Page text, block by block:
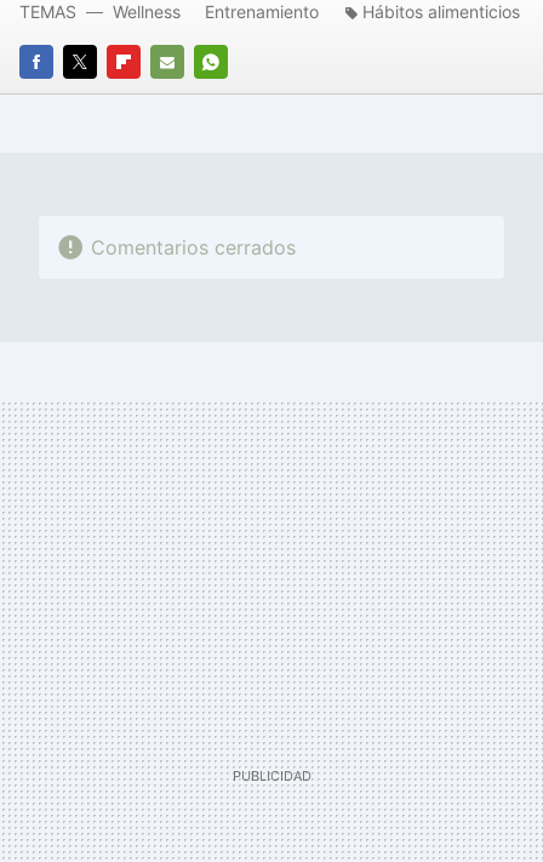
FACEBOOK
TWITTERFLIPBOARD
E-
WHATSAPP
TEMAS Wellness Entrenamiento Hábitos alimenticios
Comentarios cerrados